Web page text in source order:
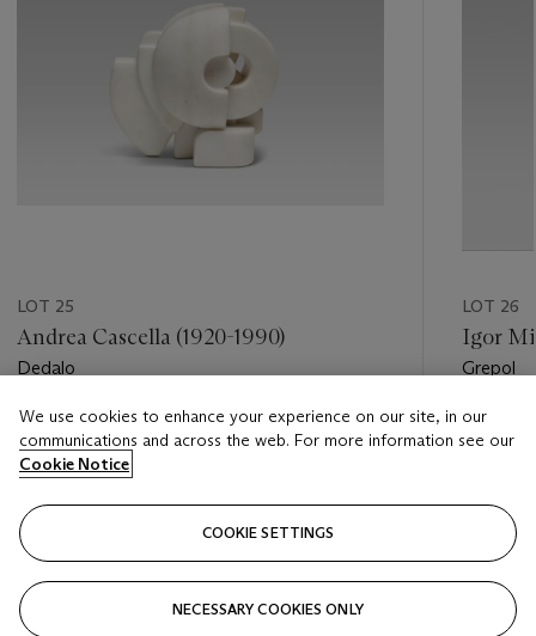
LOT 25
Andrea Cascella (1920-1990)
Dedalo
Estimate
EUR 3,000 - EUR 5,000
LOT 26
Igor
Grepol
Estimate
EUR
We use cookies to enhance your experience on our site, in our
communications and across the web. For more information see our
Cookie Notice
COOKIE SETTINGS
NECESSARY COOKIES ONLY